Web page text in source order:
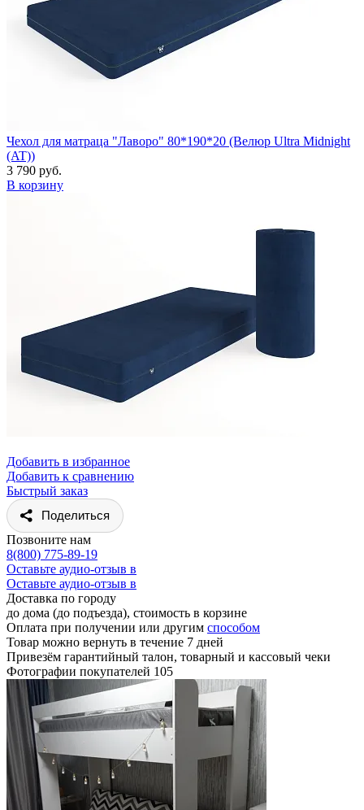
Чехол для матраца "Лаворо" 80*190*20 (Велюр Ultra Midnight
Добавить в избранное
Добавить к сравнению
Быстрый заказ
Поделиться
Позвоните нам
8(800) 775-89-19
Оставьте аудио-отзыв в
Оставьте аудио-отзыв в
Доставка по городу
до дома (до подъезда), стоимость
в корзине
Оплата при получении или другимспособом
Товар можно вернуть в течение 7 дней
Привезём гарантийный талон, товарный и кассовый чеки
Фотографии покупателей
105